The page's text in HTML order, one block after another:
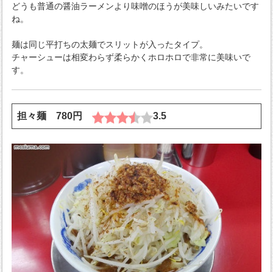
どうも普通の醤油ラーメンより味噌のほうが美味しいみたいです
ね。
麺は同じ平打ちの太麺でスリットが入ったタイプ。
チャーシューは相変わらず柔らかくホロホロで非常に美味いで
す。
担々麺 780円 3.5